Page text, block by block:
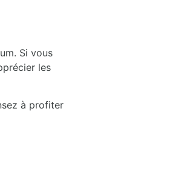
Si vous
les
à profiter